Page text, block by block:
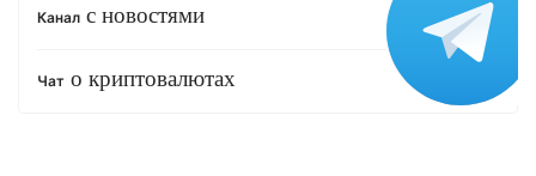
Канал с новостями
Чат о криптовалютах